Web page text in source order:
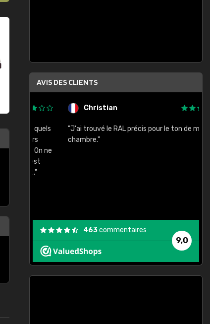
AVIS DES CLIENTS
quels
ne
Christian
"J'ai trouvé le RAL précis pour le ton de ma
chambre."
9,0
463commentaires